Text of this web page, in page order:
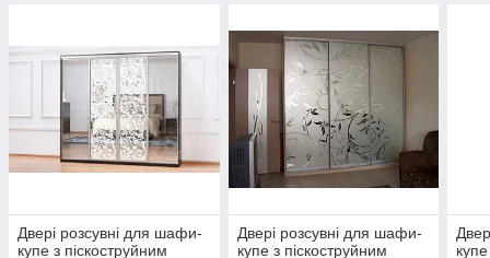
Двері розсувні для шафи-
купе з піскоструйним
Двері розсувні для шафи-
купе з піскоструйним